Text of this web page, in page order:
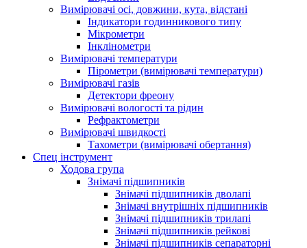
Вимірювачі осі, довжини, кута, відстані
Індикатори годинникового типу
Мікрометри
Інклінометри
Вимірювачі температури
Пірометри (вимірювачі температури)
Вимірювачі газів
Детектори фреону
Вимірювачі вологості та рідин
Рефрактометри
Вимірювачі швидкості
Тахометри (вимірювачі обертання)
Спец інструмент
Ходова група
Знімачі підшипників
Знімачі підшипників дволапі
Знімачі внутрішніх підшипників
Знімачі підшипників трилапі
Знімачі підшипників рейкові
Знімачі підшипників сепараторні